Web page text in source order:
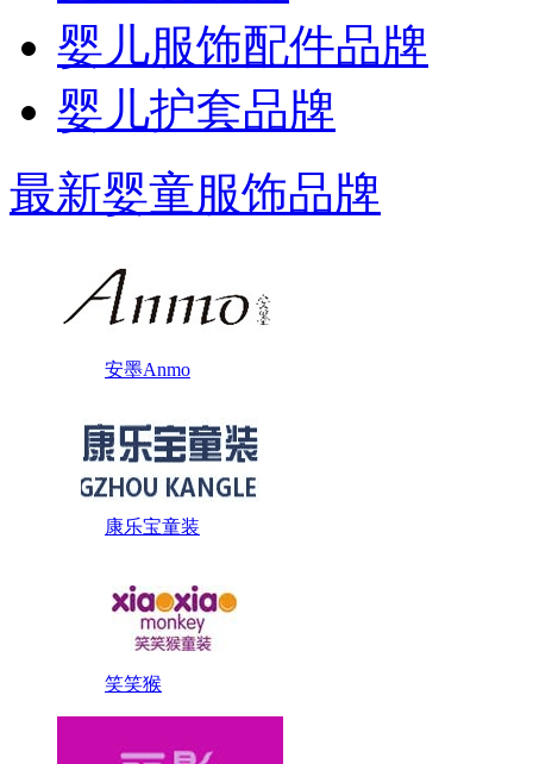
婴儿服饰配件品牌
婴儿护套品牌
最新婴童服饰品牌
安墨Anmo
康乐宝童装
笑笑猴